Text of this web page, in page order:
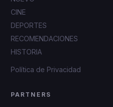
CINE
DEPORTES
RECOMENDACIONES
HISTORIA
Política de Privacidad
PARTNERS